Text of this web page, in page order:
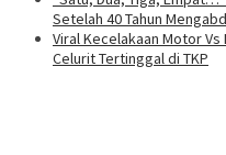
Setelah 40 Tahun
Viral Kecelakaan Motor
Celurit Tertinggal di TKP